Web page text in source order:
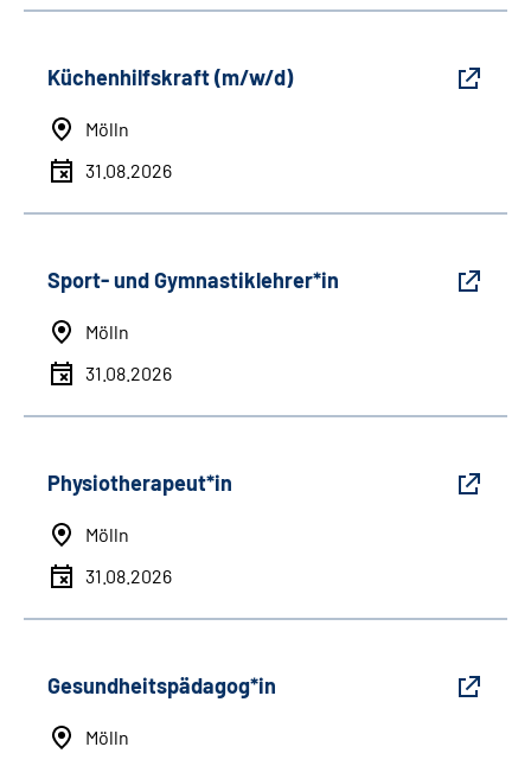
Küchenhilfskraft (m/w/d)
Mölln
31.08.2026
Sport- und Gymnastiklehrer*in
Mölln
31.08.2026
Physiotherapeut*in
Mölln
31.08.2026
Gesundheitspädagog*in
Mölln